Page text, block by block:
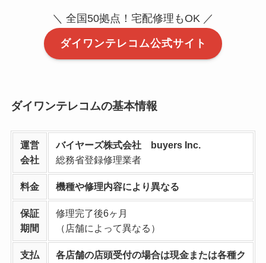
＼ 全国50拠点！宅配修理もOK ／
ダイワンテレコム公式サイト
ダイワンテレコムの基本情報
運営
会社
バイヤーズ株式会社 buyers Inc.
総務省登録修理業者
料金 機種や修理内容により異なる
保証
期間
修理完了後6ヶ月
（店舗によって異なる）
支払 各店舗の店頭受付の場合は現金または各種ク